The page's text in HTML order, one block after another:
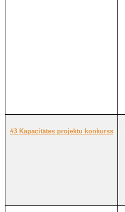
#3 Kapacitātes projektu konkurss